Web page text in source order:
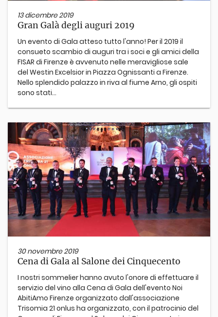
13 dicembre 2019
Gran Galà degli auguri 2019
Un evento di Gala atteso tutto l'anno! Per il 2019 il
consueto scambio di auguri tra i soci e gli amici della
FISAR di Firenze è avvenuto nelle meravigliose sale
del Westin Excelsior in Piazza Ognissanti a Firenze.
Nello splendido palazzo in riva al fiume Arno, gli ospiti
sono stati...
30 novembre 2019
Cena di Gala al Salone dei Cinquecento
I nostri sommelier hanno avuto l'onore di effettuare il
servizio del vino alla Cena di Gala dell'evento Noi
AbitiAmo Firenze organizzato dall'associazione
Trisomia 21 onlus ha organizzato, con il patrocinio del